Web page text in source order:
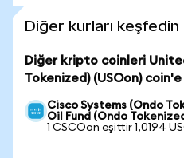
Diğer kurları keşfedin
Diğer kripto coinleri
Tokenized) (USOon)
Cisco Systems (Ondo
Oil Fund (Ondo
1 CSCOon eşittir 1,0194